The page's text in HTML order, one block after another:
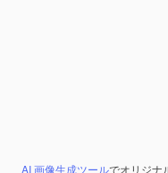
AI 画像生成ツールでオリジナ